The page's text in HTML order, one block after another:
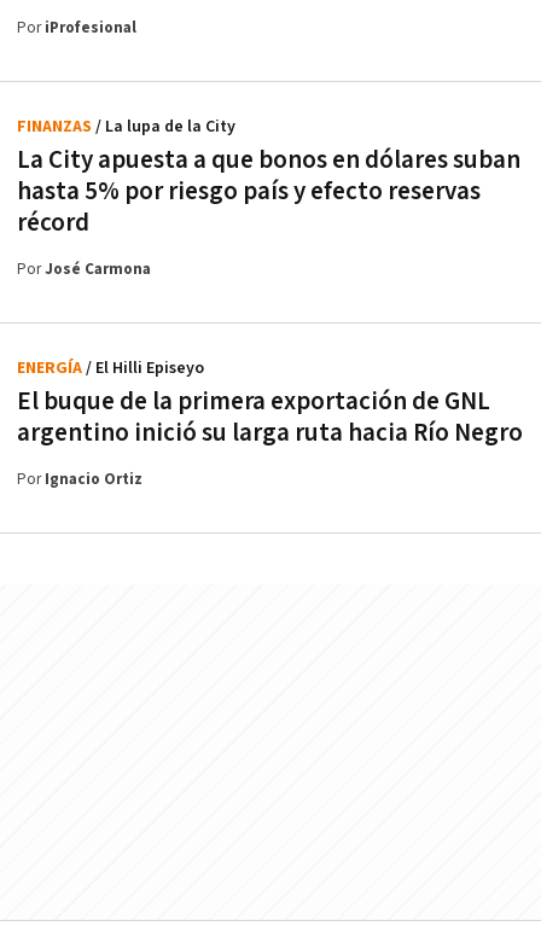
PoriProfesional
La City apuesta a que bonos en dólares suban
hasta 5% por riesgo país y efecto reservas
récord
FINANZAS / La lupa de la City
PorJosé Carmona
El buque de la primera exportación de GNL
argentino inició su larga ruta hacia Río Negro
ENERGÍA/ El Hilli Episeyo
PorIgnacio Ortiz